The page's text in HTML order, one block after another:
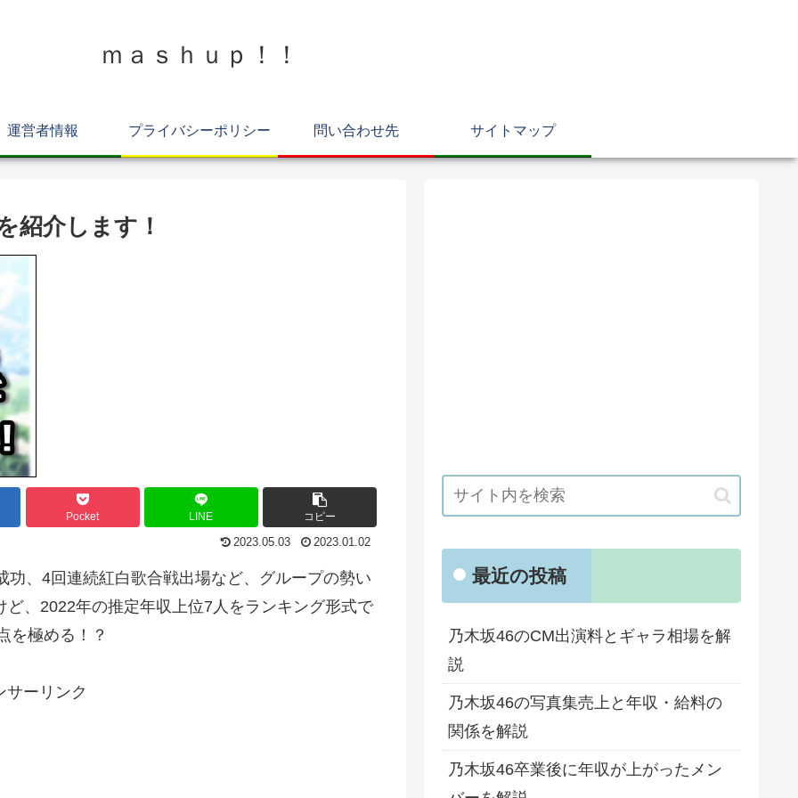
ｍａｓｈｕｐ！！
運営者情報 プライバシーポリシー 問い合わせ先 サイトマップ
紹介します！
Pocket LINE コピー
2023.05.03 2023.01.02
、4回連続紅白歌合戦出場など、グループの勢い
、2022年の推定年収上位7人をランキング形式で
を極める！？
サーリンク
最近の投稿
乃木坂46のCM出演料とギャラ相場を解
説
乃木坂46の写真集売上と年収・給料の
関係を解説
乃木坂46卒業後に年収が上がったメン